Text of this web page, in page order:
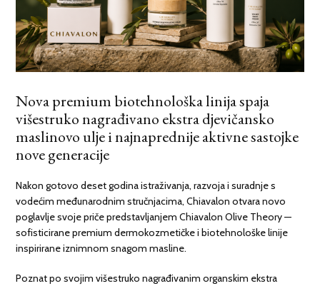
Nova premium biotehnološka linija spaja
višestruko nagrađivano ekstra djevičansko
maslinovo ulje i najnaprednije aktivne sastojke
nove generacije
Nakon gotovo deset godina istraživanja, razvoja i suradnje s
vodećim međunarodnim stručnjacima, Chiavalon otvara novo
poglavlje svoje priče predstavljanjem Chiavalon Olive Theory —
sofisticirane premium dermokozmetičke i biotehnološke linije
inspirirane iznimnom snagom masline.
Poznat po svojim višestruko nagrađivanim organskim ekstra